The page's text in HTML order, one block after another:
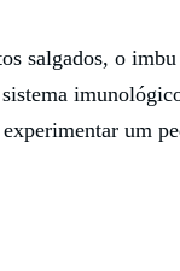
salgados, o
um